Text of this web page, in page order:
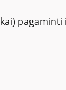
pagaminti